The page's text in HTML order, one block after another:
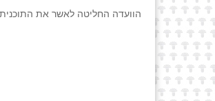
הוועדה החליטה לאשר את